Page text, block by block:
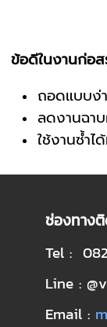
ข้อดีในงานก่อ
ถอดแบบง่
ลดงานฉา
ใช้งานซ้ำ
ช่องทาง
Tel :
Line :
Email :